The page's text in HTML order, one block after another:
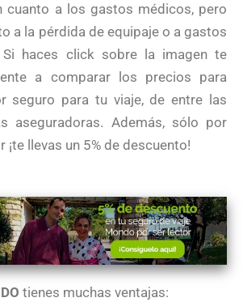
cuanto a los gastos médicos, pero
a la pérdida de equipaje o a gastos
Si haces click sobre la imagen te
a comparar los precios para
seguro para tu viaje, de entre las
aseguradoras. Además, sólo por
llevas un 5% de descuento!
tienes muchas ventajas: